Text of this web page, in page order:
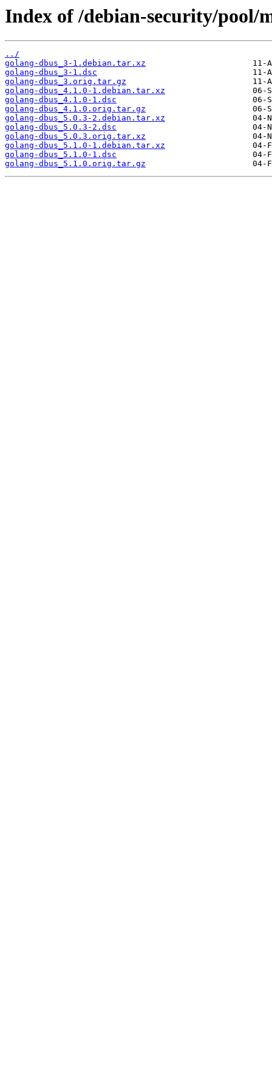
Index of /debian-security/pool/
../
golang-dbus_3-1.debian.tar.xz
golang-dbus_3-1.dsc
golang-dbus_3.orig.tar.gz
golang-dbus_4.1.0-1.debian.tar.xz
golang-dbus_4.1.0-1.dsc
golang-dbus_4.1.0.orig.tar.gz
golang-dbus_5.0.3-2.debian.tar.xz
golang-dbus_5.0.3-2.dsc
golang-dbus_5.0.3.orig.tar.xz
golang-dbus_5.1.0-1.debian.tar.xz
golang-dbus_5.1.0-1.dsc
golang-dbus_5.1.0.orig.tar.gz